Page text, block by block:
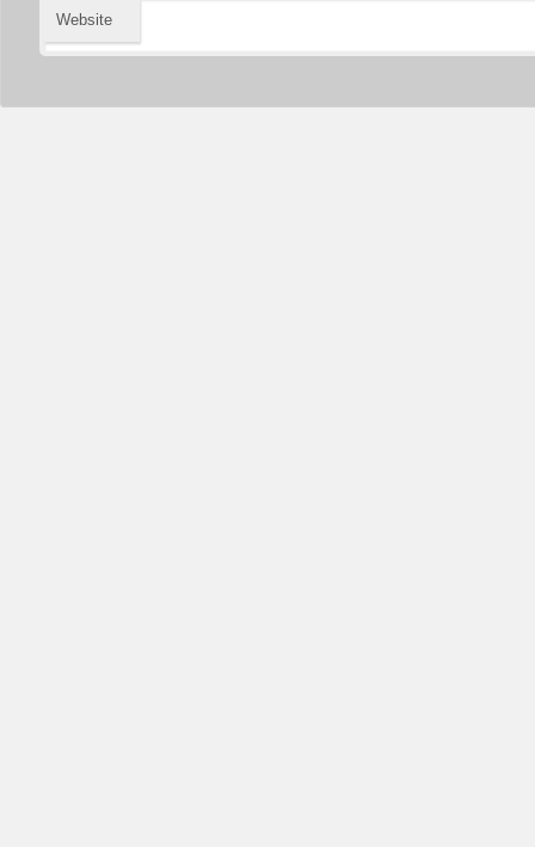
Website